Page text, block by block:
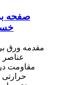
صفحه
مقدمه ورق
عناصر
مقاومت
حرارتی